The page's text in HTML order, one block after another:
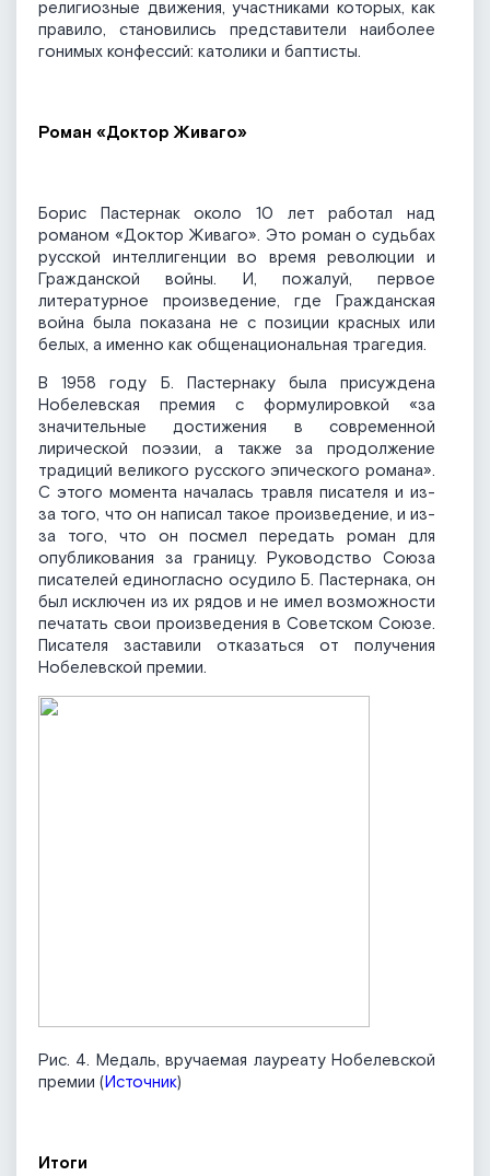
религиозные движения, участниками которых, как
правило, становились представители наиболее
гонимых конфессий: католики и баптисты.
Роман «Доктор Живаго»
Борис Пастернак около 10 лет работал над
романом «Доктор Живаго». Это роман о судьбах
русской интеллигенции во время революции и
Гражданской войны. И, пожалуй, первое
литературное произведение, где Гражданская
война была показана не с позиции красных или
белых, а именно как общенациональная трагедия.
В 1958 году Б. Пастернаку была присуждена
Нобелевская премия с формулировкой «за
значительные достижения в современной
лирической поэзии, а также за продолжение
традиций великого русского эпического романа».
С этого момента началась травля писателя и из-
за того, что он написал такое произведение, и из-
за того, что он посмел передать роман для
опубликования за границу. Руководство Союза
писателей единогласно осудило Б. Пастернака, он
был исключен из их рядов и не имел возможности
печатать свои произведения в Советском Союзе.
Писателя заставили отказаться от получения
Нобелевской премии.
Рис. 4. Медаль, вручаемая лауреату Нобелевской
премии (Источник)
Итоги